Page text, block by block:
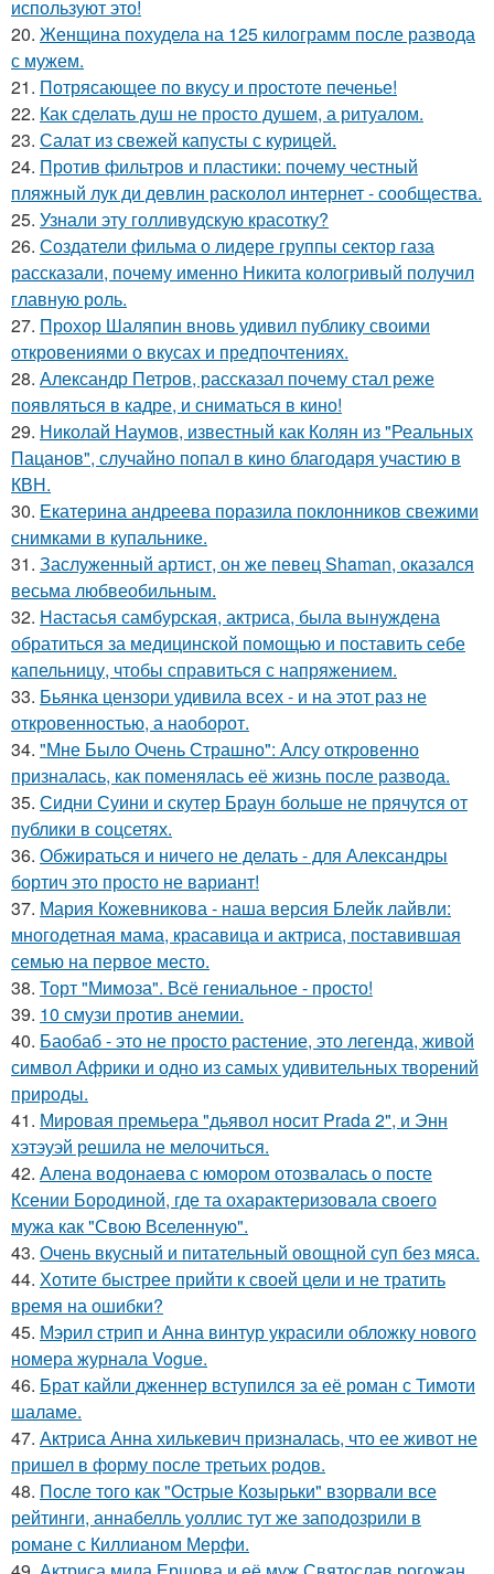
используют это!
20. Женщина похудела на 125 килограмм после развода
с мужем.
21. Потрясающее по вкусу и простоте печенье!
22. Как сделать душ не просто душем, а ритуалом.
23. Салат из свежей капусты с курицей.
24. Против фильтров и пластики: почему честный
пляжный лук ди девлин расколол интернет - сообщества.
25. Узнали эту голливудскую красотку?
26. Создатели фильма о лидере группы сектор газа
рассказали, почему именно Никита кологривый получил
главную роль.
27. Прохор Шаляпин вновь удивил публику своими
откровениями о вкусах и предпочтениях.
28. Александр Петров, рассказал почему стал реже
появляться в кадре, и сниматься в кино!
29. Николай Наумов, известный как Колян из "Реальных
Пацанов", случайно попал в кино благодаря участию в
КВН.
30. Екатерина андреева поразила поклонников свежими
снимками в купальнике.
31. Заслуженный артист, он же певец Shaman, оказался
весьма любвеобильным.
32. Настасья самбурская, актриса, была вынуждена
обратиться за медицинской помощью и поставить себе
капельницу, чтобы справиться с напряжением.
33. Бьянка цензори удивила всех - и на этот раз не
откровенностью, а наоборот.
34. "Мне Было Очень Страшно": Алсу откровенно
призналась, как поменялась её жизнь после развода.
35. Сидни Суини и скутер Браун больше не прячутся от
публики в соцсетях.
36. Обжираться и ничего не делать - для Александры
бортич это просто не вариант!
37. Мария Кожевникова - наша версия Блейк лайвли:
многодетная мама, красавица и актриса, поставившая
семью на первое место.
38. Торт "Мимоза". Всё гениальное - просто!
39. 10 смузи против анемии.
40. Баобаб - это не просто растение, это легенда, живой
символ Африки и одно из самых удивительных творений
природы.
41. Мировая премьера "дьявол носит Prada 2", и Энн
хэтэуэй решила не мелочиться.
42. Алена водонаева с юмором отозвалась о посте
Ксении Бородиной, где та охарактеризовала своего
мужа как "Свою Вселенную".
43. Очень вкусный и питательный овощной суп без мяса.
44. Хотите быстрее прийти к своей цели и не тратить
время на ошибки?
45. Мэрил стрип и Анна винтур украсили обложку нового
номера журнала Vogue.
46. Брат кайли дженнер вступился за её роман с Тимоти
шаламе.
47. Актриса Анна хилькевич призналась, что ее живот не
пришел в форму после третьих родов.
48. После того как "Острые Козырьки" взорвали все
рейтинги, аннабелль уоллис тут же заподозрили в
романе с Киллианом Мерфи.